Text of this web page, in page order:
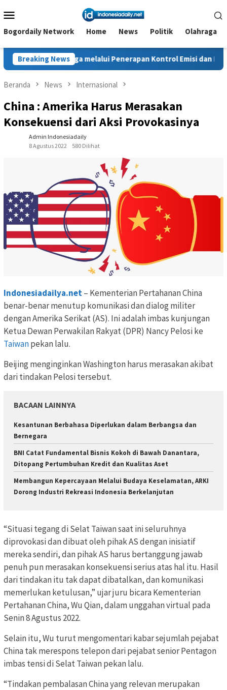
ke
kontenMobile
Bogordaily Network Home News Politik Olahraga
Breaking News
melalui Penerapan Kontrol Emisi dan Kebisingan
Beranda News Internasional
China : Amerika Harus Merasakan
Konsekuensi dari Aksi Provokasinya
Admin Indonesiadaily
8 Agustus 2022
580 Dilihat
Indonesiadailya.net– Kementerian Pertahanan China
benar-benar menutup komunikasi dan dialog militer
dengan Amerika Serikat (AS). Ini adalah imbas kunjungan
Ketua Dewan Perwakilan Rakyat (DPR) Nancy Pelosi ke
Taiwanpekan lalu.
Beijing menginginkan Washington harus merasakan akibat
dari tindakan Pelosi tersebut.
BACAAN LAINNYA
Kesantunan Berbahasa Diperlukan dalam Berbangsa dan
Bernegara
BNI Catat Fundamental Bisnis Kokoh di Bawah Danantara,
Ditopang Pertumbuhan Kredit dan Kualitas Aset
Membangun Kepercayaan Melalui Budaya Keselamatan, ARKI
Dorong Industri Rekreasi Indonesia Berkelanjutan
“Situasi tegang di Selat Taiwan saat ini seluruhnya
diprovokasi dan dibuat oleh pihak AS dengan inisiatif
mereka sendiri, dan pihak AS harus bertanggung jawab
penuh pun merasakan konsekuensi serius atas hal itu. Hasil
dari tindakan itu tak dapat dibatalkan, dan komunikasi
memerlukan ketulusan,” ujar juru bicara Kementerian
Pertahanan China, Wu Qian, dalam unggahan virtual pada
Senin 8 Agustus 2022.
Selain itu, Wu turut mengomentari kabar sejumlah pejabat
China tak merespons telepon dari pejabat senior Pentagon
imbas tensi di Selat Taiwan pekan lalu.
“Tindakan pembalasan China yang relevan merupakan